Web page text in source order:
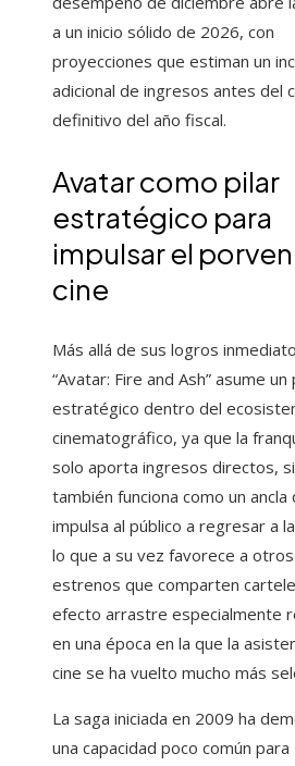
a un inicio sólido de 2026, con
proyecciones que estiman un
adicional de ingresos antes del
definitivo del año fiscal.
Avatar como pilar
estratégico para
impulsar el
cine
Más allá de sus logros
“Avatar: Fire and Ash” asume un
estratégico dentro del
cinematográfico, ya que la
solo aporta ingresos directos,
también funciona como un ancla
impulsa al público a regresar a
lo que a su vez favorece a otros
estrenos que comparten
efecto arrastre especialmente
en una época en la que la
cine se ha vuelto mucho más
La saga iniciada en 2009 ha
una capacidad poco común para